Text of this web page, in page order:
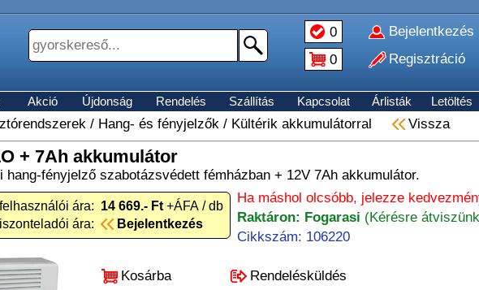
0
0
Bejelentkezés
Regisztráció
Akció Újdonság Rendelés Szállítás Kapcsolat Árlisták Letöltés
/ Hang- és fényjelzők / Kültérik akkumulátorral Vissza
+ 7Ah akkumulátor
hang-fényjelző szabotázsvédett fémházban + 12V 7Ah akkumulátor.
ára: 14 669.- Ft +ÁFA / db
ára:
Bejelentkezés
Ha máshol olcsóbb, jelezze
Raktáron: Fogarasi (Kérésre
Cikkszám: 106220
Kosárba Rendelésküldés